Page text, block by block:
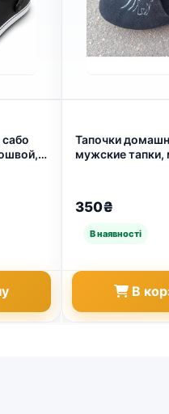
Тапочки
мужские
350₴
В